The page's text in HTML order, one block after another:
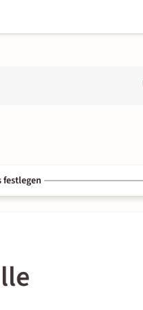
festlegen